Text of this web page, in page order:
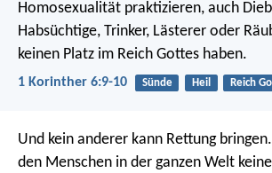
Homosexualität praktizieren, auch
Habsüchtige, Trinker, Lästerer oder
keinen Platz im Reich Gottes haben.
1 Korinther 6:9-10 Sünde Heil Reich
Und kein anderer kann Rettung
den Menschen in der ganzen Welt